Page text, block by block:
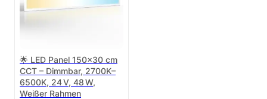
🌟 LED Panel 150×30 cm
CCT – Dimmbar, 2700K–
6500K, 24 V, 48 W,
Weißer Rahmen